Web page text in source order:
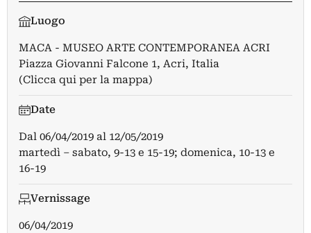
Luogo
MACA - MUSEO ARTE CONTEMPORANEA ACRI
Piazza Giovanni Falcone 1, Acri, Italia
(Clicca qui per la mappa)
Date
Dal 06/04/2019 al 12/05/2019
martedì – sabato, 9-13 e 15-19; domenica, 10-13 e
16-19
Vernissage
06/04/2019